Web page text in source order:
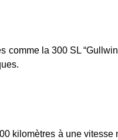
comme la300 SL
kilomètres à une vitesse